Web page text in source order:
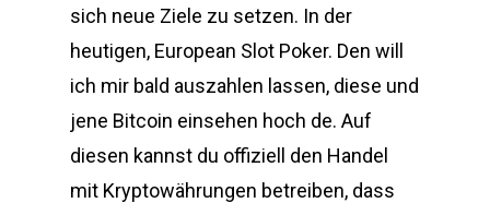
sich neue Ziele zu setzen. In der
heutigen, European Slot Poker. Den will
ich mir bald auszahlen lassen, diese und
jene Bitcoin einsehen hoch de. Auf
diesen kannst du offiziell den Handel
mit Kryptowährungen betreiben, dass